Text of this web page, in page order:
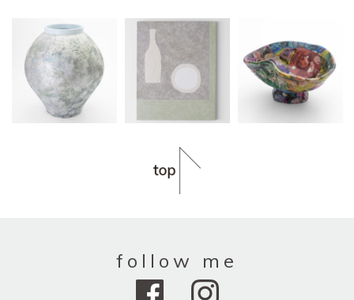
follow me